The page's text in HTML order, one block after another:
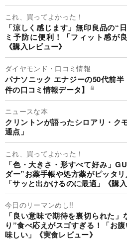
これ、買ってよかった！
「涼しく感じます」無印良品の“
ミ予防に便利！「フィット感が
《購入レビュー》
ダイヤモンド・口コミ情報
パナソニック エナジーの50代前
件の口コミ情報データ】
ニュースな本
クリントンが語ったシロアリ・ク
通点」
これ、買ってよかった！
「色・大きさ・形すべて好み」
ダー”お薬手帳や処方薬がピッタ
「サッと出かけるのに最適」《購
今日のリーマンめし!!
「良い意味で期待を裏切られた
り”食べ応えがスゴすぎる！「お
味しい」《実食レビュー》